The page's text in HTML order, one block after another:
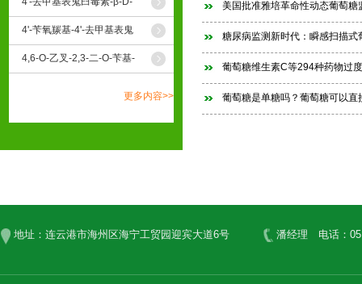
葡萄糖苷
4'-苄氧羰基-4'-去甲基表鬼
臼毒素
4,6-O-乙叉-2,3-二-O-苄基-
D-吡喃葡萄糖
更多内容>>
美国批准雅培革命性动态葡萄糖
糖尿病监测新时代：瞬感扫描式
葡萄糖维生素C等294种药物过
葡萄糖是单糖吗？葡萄糖可以直
地址：连云港市海州区海宁工贸园迎宾大道6号 潘经理 电话：